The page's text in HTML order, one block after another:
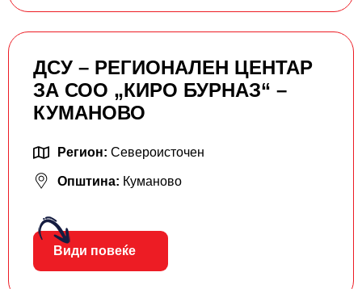
ДСУ – РЕГИОНАЛЕН ЦЕНТАР
ЗА СОО „КИРО БУРНАЗ“ –
КУМАНОВО
Регион: Североисточен
Општина: Куманово
Види повеќе